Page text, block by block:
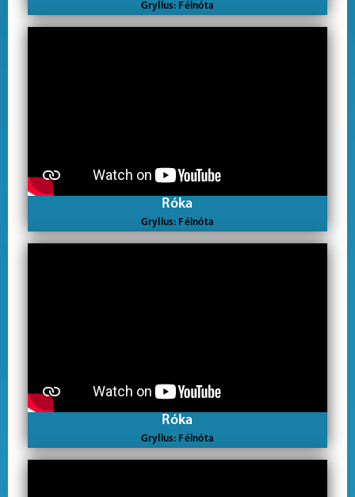
Gryllus: Félnóta
Róka
Gryllus: Félnóta
Róka
Gryllus: Félnóta